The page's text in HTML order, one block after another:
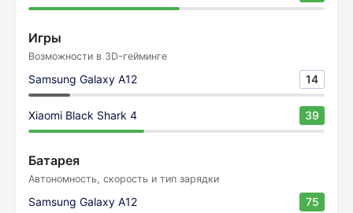
Игры
Возможности в 3D-гейминге
Samsung Galaxy A12 14
Xiaomi Black Shark 4 39
Батарея
Автономность, скорость и тип зарядки
Samsung Galaxy A12 75